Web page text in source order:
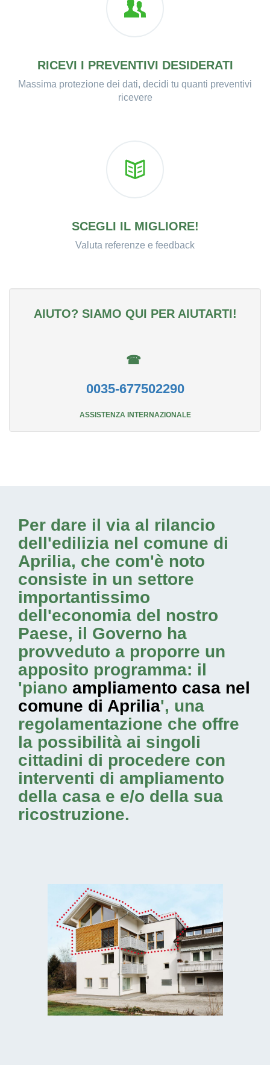
RICEVI I PREVENTIVI DESIDERATI
Massima protezione dei dati, decidi tu quanti preventivi
ricevere
SCEGLI IL MIGLIORE!
Valuta referenze e feedback
AIUTO? SIAMO QUI PER AIUTARTI!
☎
0035-677502290
ASSISTENZA INTERNAZIONALE
Per dare il via al rilancio
dell'edilizia nel comune di
Aprilia, che com'è noto
consiste in un settore
importantissimo
dell'economia del nostro
Paese, il Governo ha
provveduto a proporre un
apposito programma: il
'piano ampliamento casa nel
comune di Aprilia', una
regolamentazione che offre
la possibilità ai singoli
cittadini di procedere con
interventi di ampliamento
della casa e e/o della sua
ricostruzione.